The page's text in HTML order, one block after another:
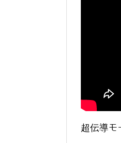
超伝導モ